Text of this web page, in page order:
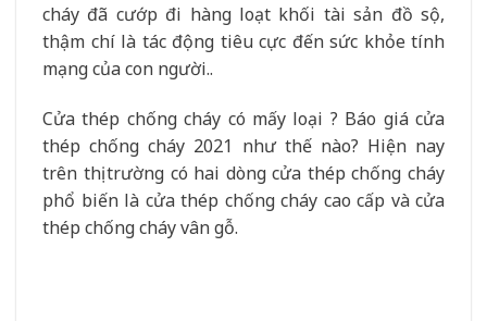
cháy đã cướp đi hàng loạt khối tài sản đồ sộ,
thậm chí là tác động tiêu cực đến sức khỏe tính
mạng của con người..
Cửa thép chống cháy có mấy loại ? Báo giá cửa
thép chống cháy 2021 như thế nào? Hiện nay
trên thị trường có hai dòng cửa thép chống cháy
phổ biến là cửa thép chống cháy cao cấp và cửa
thép chống cháy vân gỗ.